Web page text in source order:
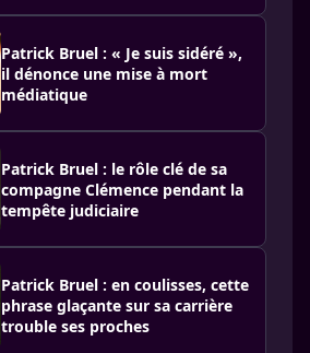
Patrick Bruel : « Je suis sidéré »,
il dénonce une mise à mort
médiatique
Patrick Bruel : le rôle clé de sa
compagne Clémence pendant la
tempête judiciaire
Patrick Bruel : en coulisses, cette
phrase glaçante sur sa carrière
trouble ses proches